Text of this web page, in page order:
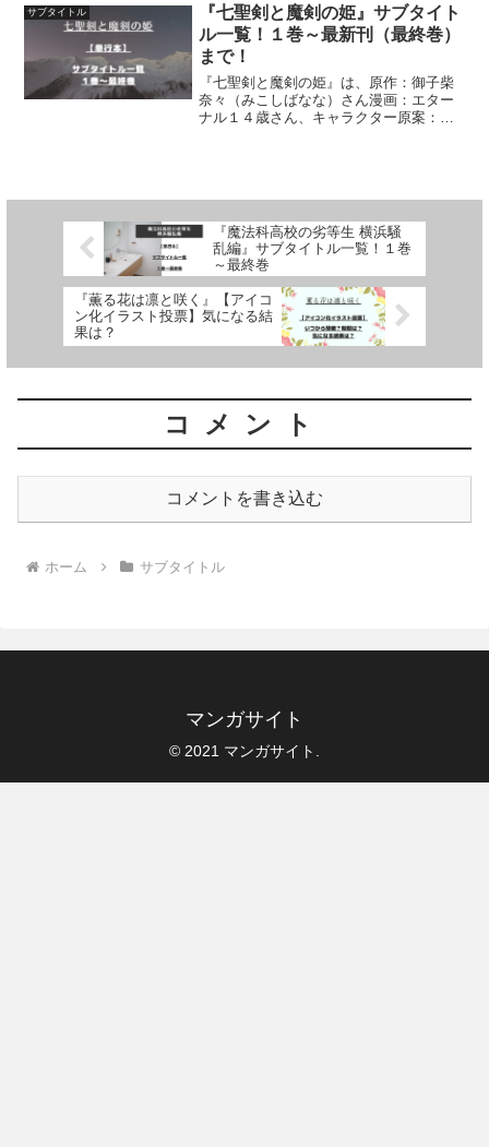
サブタイトル
『七聖剣と魔剣の姫』サブタイト
ル一覧！１巻～最新刊（最終巻）
まで！
『七聖剣と魔剣の姫』は、原作：御子柴
奈々（みこしばなな）さん漫画：エター
ナル１４歳さん、キャラクター原案：フ
『魔法科高校の劣等生 横浜騒
乱編』サブタイトル一覧！１巻
～最終巻
『薫る花は凛と咲く』【アイコ
ン化イラスト投票】気になる結
果は？
コメント
コメントを書き込む
ホーム サブタイトル
マンガサイト
© 2021 マンガサイト.